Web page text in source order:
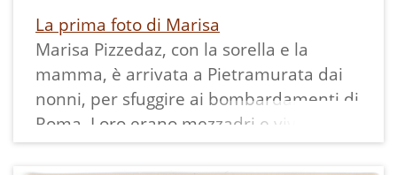
La prima foto di Marisa
Marisa Pizzedaz, con la sorella e la
mamma, è arrivata a Pietramurata dai
nonni, per sfuggire ai bombardamenti di
Roma. Loro erano mezzadri e vivevano
nella casa che si intravede dietro Marisa.